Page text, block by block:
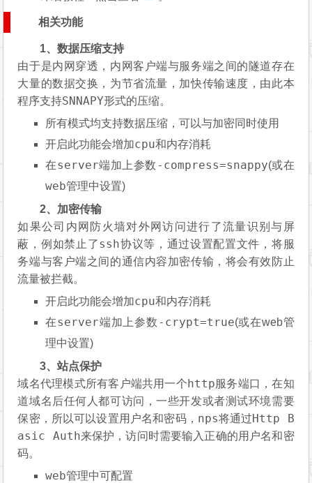
相关功能
1、数据压缩支持
由于是内网穿透，内网客户端与服务端之间的隧道存在
大量的数据交换，为节省流量，加快传输速度，由此本
程序支持SNNAPY形式的压缩。
所有模式均支持数据压缩，可以与加密同时使用
开启此功能会增加cpu和内存消耗
在server端加上参数 -compress=snappy(或在
web管理中设置)
2、加密传输
如果公司内网防火墙对外网访问进行了流量识别与屏
蔽，例如禁止了ssh协议等，通过设置配置文件，将服
务端与客户端之间的通信内容加密传输，将会有效防止
流量被拦截。
开启此功能会增加cpu和内存消耗
在server端加上参数 -crypt=true(或在web管
理中设置)
3、站点保护
域名代理模式所有客户端共用一个http服务端口，在知
道域名后任何人都可访问，一些开发或者测试环境需要
保密，所以可以设置用户名和密码， nps将通过Http B
asic Auth来保护，访问时需要输入正确的用户名和密
码。
web管理中可配置